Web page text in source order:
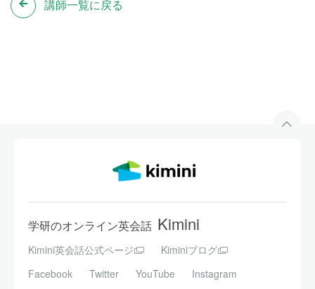
講師一覧に戻る
学研のオンライン英会話 Kimini
Kimini英会話公式ページ
Kiminiブログ
Facebook
Twitter YouTube Instagram